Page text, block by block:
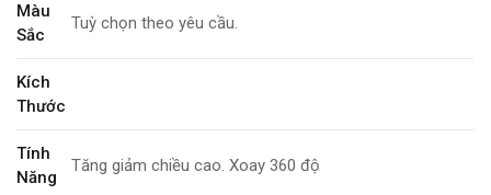
Màu
Sắc
Tuỳ chọn theo yêu cầu.
Kích
Thước
Tính
Năng
Tăng giảm chiều cao. Xoay 360 độ